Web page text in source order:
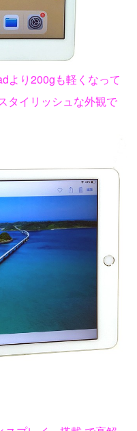
より200gも軽くなって
タイリッシュな外観で